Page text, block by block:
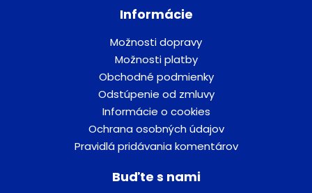
Informácie
Možnosti dopravy
Možnosti platby
Obchodné podmienky
Odstúpenie od zmluvy
Informácie o cookies
Ochrana osobných údajov
Pravidlá pridávania komentárov
Buďte s nami